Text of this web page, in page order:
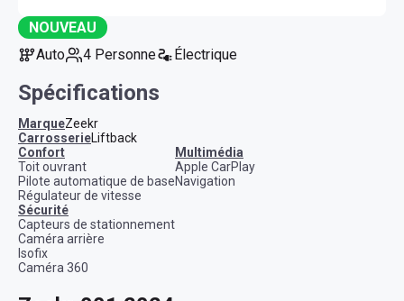
NOUVEAU
Auto
4 Personne Électrique
Spécifications
MarqueZeekr
CarrosserieLiftback
confort
Toit ouvrant
Pilote automatique de base
Régulateur de vitesse
multimédia
Apple CarPlay
Navigation
sécurité
Capteurs de stationnement
Caméra arrière
Isofix
Caméra 360